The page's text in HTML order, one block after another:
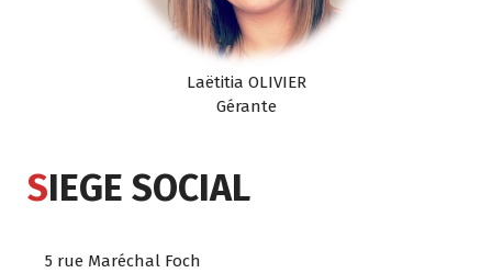
Laëtitia OLIVIER
Gérante
SIEGE SOCIAL
5 rue Maréchal Foch